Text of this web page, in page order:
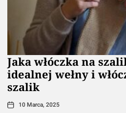
Jaka włóczka na
idealnej wełny i
szalik
10 Marca, 2025